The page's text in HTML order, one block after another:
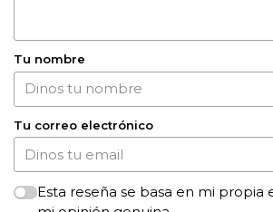
Tu nombre
Tu correo electrónico
Esta reseña se basa en mi propia